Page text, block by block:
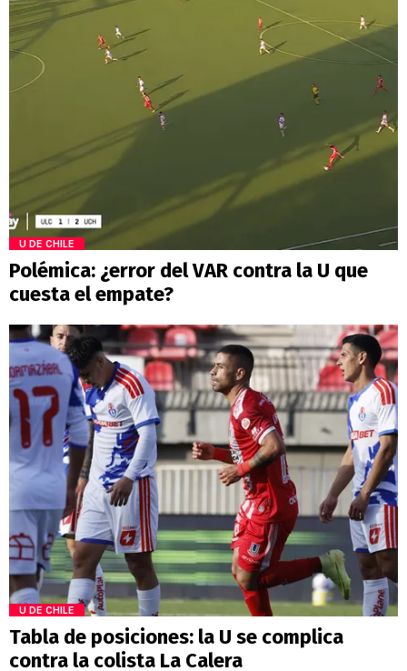
U DE CHILE
Polémica: ¿error del VAR contra la U que
cuesta el empate?
U DE CHILE
Tabla de posiciones: la U se complica
contra la colista La Calera